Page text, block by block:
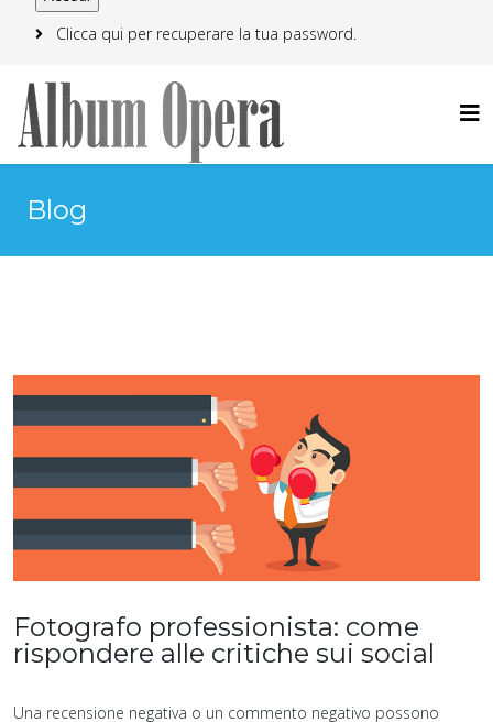
Clicca qui per recuperare la tua password.
Blog
Fotografo professionista: come
rispondere alle critiche sui social
Una recensione negativa o un commento negativo possono